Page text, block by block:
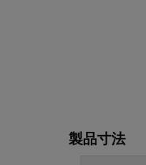
製品寸法